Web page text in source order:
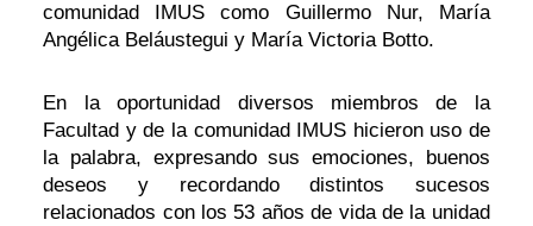
comunidad IMUS como Guillermo Nur, María
Angélica Beláustegui y María Victoria Botto.
En la oportunidad diversos miembros de la
Facultad y de la comunidad IMUS hicieron uso de
la palabra, expresando sus emociones, buenos
deseos y recordando distintos sucesos
relacionados con los 53 años de vida de la unidad